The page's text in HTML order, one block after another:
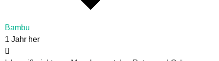
Bambu
1 Jahr her